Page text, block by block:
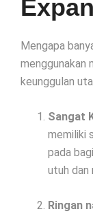
Mengapa
menggunakan
keunggulan
Sangat
memiliki
pada
utuh dan
Ringan